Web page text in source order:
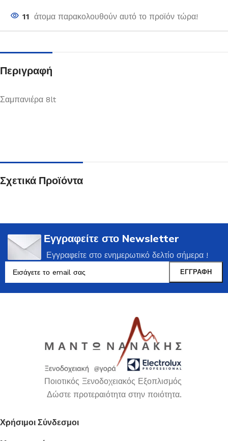
11 άτομα παρακολουθούν αυτό το προϊόν τώρα!
Περιγραφή
Σαμπανιέρα 8lt
Σχετικά Προϊόντα
Εγγραφείτε στο Newsletter
Εγγραφείτε στο ενημερωτικό δελτίο σήμερα !
Ποιοτικός Ξενοδοχειακός Εξοπλισμός
Δώστε προτεραιότητα στην ποιότητα.
Χρήσιμοι Σύνδεσμοι